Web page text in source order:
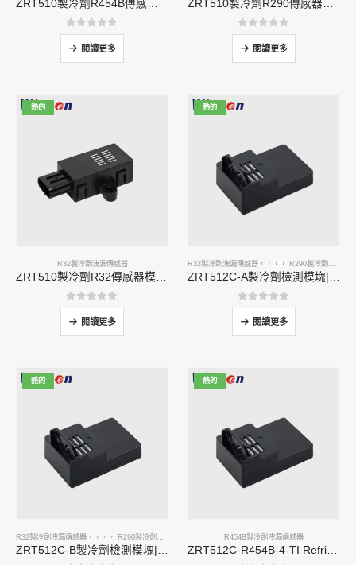
ZRT510製冷劑R454B傳感器模塊 - 高性能NDIR製冷劑傳感器
05分
閱讀更多
ZRT510製冷劑R290傳感器模塊 - 高性能NDIR製冷劑傳感器
05分
閱讀更多
熱的
R32製冷劑洩漏傳感器
05分
閱讀更多
熱的
R32製冷劑洩漏傳感器 ，，，， R290製冷劑洩漏傳感器
05分
閱讀更多
熱的
R32製冷劑洩漏傳感器 ，，，， R290製冷劑洩漏傳感器 R454B製冷劑洩漏傳感器
熱的
R454B製冷劑洩漏傳感器